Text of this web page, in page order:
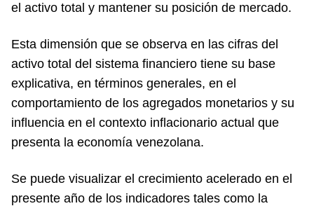
el activo total y mantener su posición de mercado.
Esta dimensión que se observa en las cifras del
activo total del sistema financiero tiene su base
explicativa, en términos generales, en el
comportamiento de los agregados monetarios y su
influencia en el contexto inflacionario actual que
presenta la economía venezolana.
Se puede visualizar el crecimiento acelerado en el
presente año de los indicadores tales como la